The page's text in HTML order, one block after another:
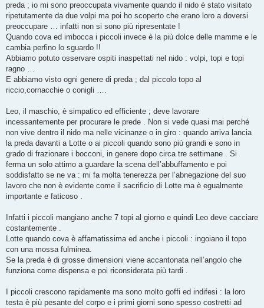
preda ; io mi sono preoccupata vivamente quando il nido è stato visitato
ripetutamente da due volpi ma poi ho scoperto che erano loro a doversi
preoccupare … infatti non si sono più ripresentate !
Quando cova ed imbocca i piccoli invece è la più dolce delle mamme e le
cambia perfino lo sguardo !!
Abbiamo potuto osservare ospiti inaspettati nel nido : volpi, topi e topi
ragno …
E abbiamo visto ogni genere di preda ; dal piccolo topo al
riccio,cornacchie o conigli ….
Leo, il maschio, è simpatico ed efficiente ; deve lavorare
incessantemente per procurare le prede . Non si vede quasi mai perché
non vive dentro il nido ma nelle vicinanze o in giro : quando arriva lancia
la preda davanti a Lotte o ai piccoli quando sono più grandi e sono in
grado di frazionare i bocconi, in genere dopo circa tre settimane . Si
ferma un solo attimo a guardare la scena dell’abbuffamento e poi
soddisfatto se ne va : mi fa molta tenerezza per l’abnegazione del suo
lavoro che non è evidente come il sacrificio di Lotte ma è egualmente
importante e faticoso .
Infatti i piccoli mangiano anche 7 topi al giorno e quindi Leo deve cacciare
costantemente .
Lotte quando cova è affamatissima ed anche i piccoli : ingoiano il topo
con una mossa fulminea.
Se la preda è di grosse dimensioni viene accantonata nell’angolo che
funziona come dispensa e poi riconsiderata più tardi .
I piccoli crescono rapidamente ma sono molto goffi ed indifesi : la loro
testa è più pesante del corpo e i primi giorni sono spesso costretti ad